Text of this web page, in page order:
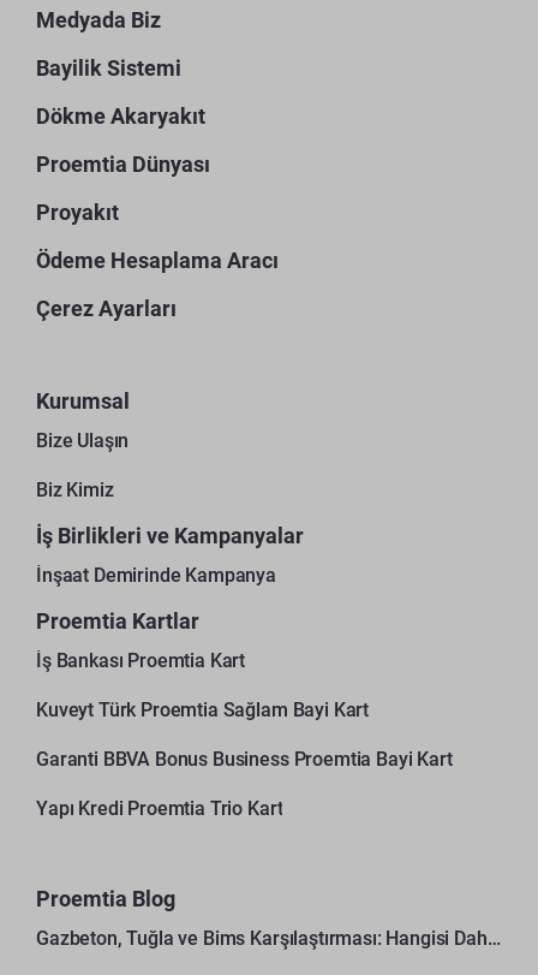
Medyada Biz
Bayilik Sistemi
Dökme Akaryakıt
Proemtia Dünyası
Proyakıt
Ödeme Hesaplama Aracı
Çerez Ayarları
Kurumsal
Bize Ulaşın
Biz Kimiz
İş Birlikleri ve Kampanyalar
İnşaat Demirinde Kampanya
Proemtia Kartlar
İş Bankası Proemtia Kart
Kuveyt Türk Proemtia Sağlam Bayi Kart
Garanti BBVA Bonus Business Proemtia Bayi Kart
Yapı Kredi Proemtia Trio Kart
Proemtia Blog
Gazbeton, Tuğla ve Bims Karşılaştırması: Hangisi Daha Avantajlı?